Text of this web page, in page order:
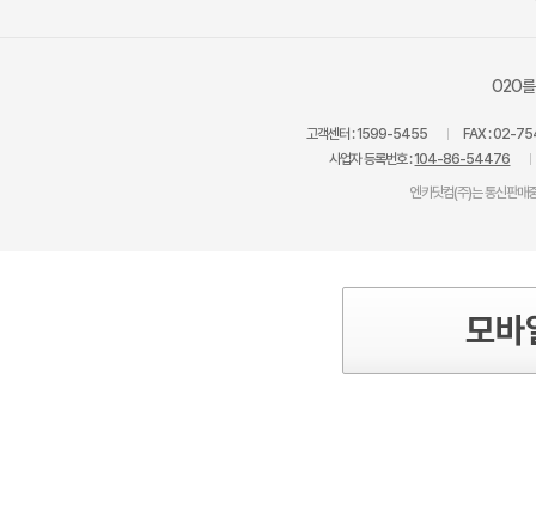
O2O를
고객센터 :1599-5455 FAX :02-
사업자 등록번호 :104-86-54476
엔카닷컴(주)는 통신판매
모바